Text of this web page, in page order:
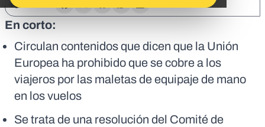
En corto:
Circulan contenidos que dicen que la Unión
Europea ha prohibido que se cobre a los
viajeros por las maletas de equipaje de mano
en los vuelos
Se trata de una resolución del Comité de